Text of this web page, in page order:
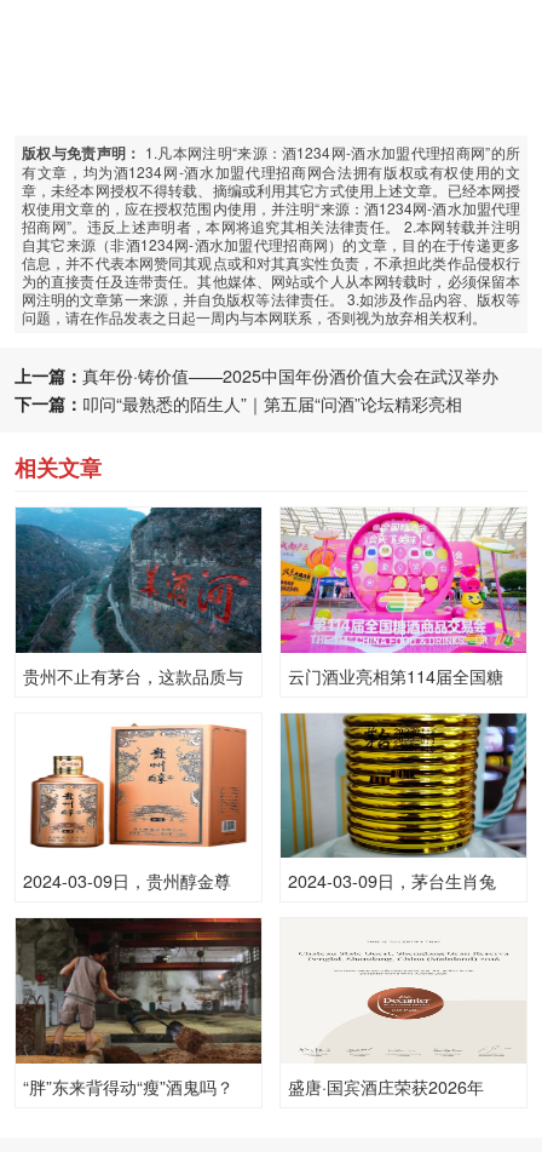
版权与免责声明： 1.凡本网注明“来源：酒1234网-酒水加盟代理招商网”的所
有文章，均为酒1234网-酒水加盟代理招商网合法拥有版权或有权使用的文
章，未经本网授权不得转载、摘编或利用其它方式使用上述文章。已经本网授
权使用文章的，应在授权范围内使用，并注明“来源：酒1234网-酒水加盟代理
招商网”。违反上述声明者，本网将追究其相关法律责任。 2.本网转载并注明
自其它来源（非酒1234网-酒水加盟代理招商网）的文章，目的在于传递更多
信息，并不代表本网赞同其观点或和对其真实性负责，不承担此类作品侵权行
为的直接责任及连带责任。其他媒体、网站或个人从本网转载时，必须保留本
网注明的文章第一来源，并自负版权等法律责任。 3.如涉及作品内容、版权等
问题，请在作品发表之日起一周内与本网联系，否则视为放弃相关权利。
上一篇： 真年份·铸价值——2025中国年份酒价值大会在武汉举办
下一篇： 叩问“最熟悉的陌生人”｜第五届“问酒”论坛精彩亮相
相关文章
贵州不止有茅台，这款品质与
云门酒业亮相第114届全国糖
2024-03-09日，贵州醇金尊
500ML53.00度酒每瓶的价格
是多少呢？
2024-03-09日，茅台生肖兔
格是多少呢？
“胖”东来背得动“瘦”酒鬼吗？
盛唐·国宾酒庄荣获2026年